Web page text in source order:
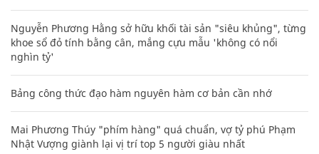
Nguyễn Phương Hằng sở hữu khối tài sản "siêu khủng", từng
khoe sổ đỏ tính bằng cân, mắng cựu mẫu 'không có nổi
nghìn tỷ'
Bảng công thức đạo hàm nguyên hàm cơ bản cần nhớ
Mai Phương Thúy "phím hàng" quá chuẩn, vợ tỷ phú Phạm
Nhật Vượng giành lại vị trí top 5 người giàu nhất